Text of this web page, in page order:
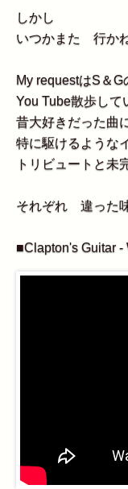
しかし
いつかまた 行か
My requestはS＆
You Tube散歩して
昔大好きだった曲
特に駆けるような
トリビュートと未
それぞれ 違った
■Clapton's Guitar -